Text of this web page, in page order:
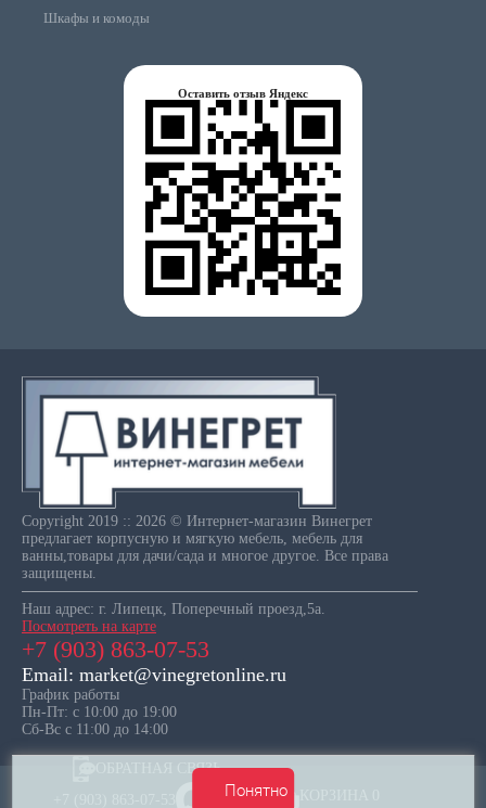
Понятно
Шкафы и комоды
Оставить отзыв Яндекс
Copyright 2019 :: 2026 © Интернет-магазин Винегрет
предлагает корпусную и мягкую мебель, мебель для
ванны,товары для дачи/сада и многое другое. Все права
защищены.
Наш адрес: г. Липецк, Поперечный проезд,5а.
Посмотреть на карте
+7 (903) 863-07-53
Email: market@vinegretonline.ru
График работы
Пн-Пт: с 10:00 до 19:00
Сб-Вс с 11:00 до 14:00
ОБРАТНАЯ СВЯЗЬ